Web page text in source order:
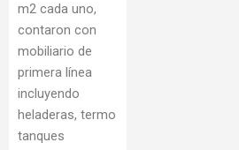
m2 cada uno,
contaron con
mobiliario de
primera línea
incluyendo
heladeras, termo
tanques